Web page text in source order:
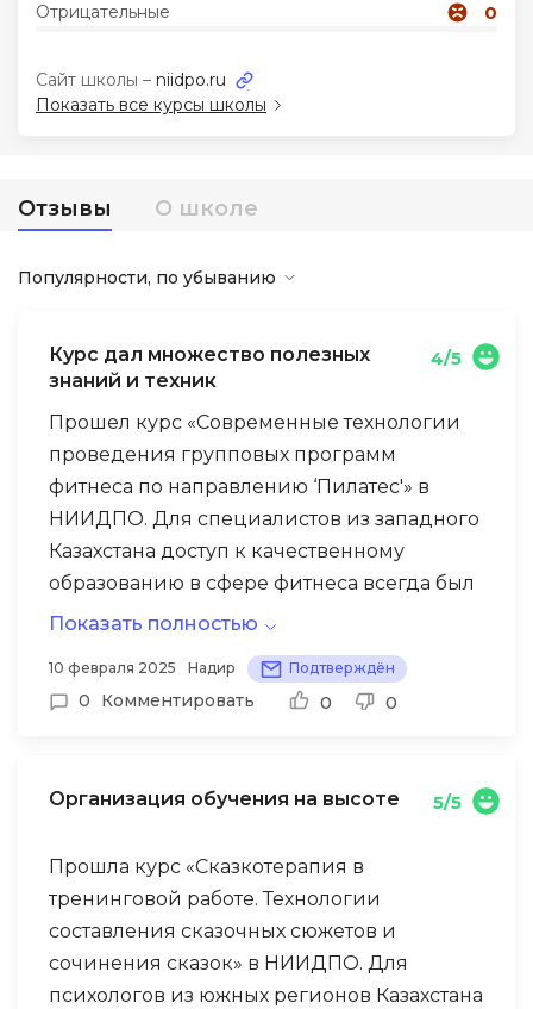
Отрицательные 0
Показать все курсы школы
Отзывы О школе
Сайт школы – niidpo.ru
Популярности, по убыванию
Курс дал множество полезных
знаний и техник
4/5
Прошел курс «Современные технологии
проведения групповых программ
фитнеса по направлению ‘Пилатес'» в
НИИДПО. Для специалистов из западного
Казахстана доступ к качественному
образованию в сфере фитнеса всегда был
проблемой, поэтому дистанционный
Преподаватели демонстрируют высокий
уровень профессионализма и
нефтяников» – специальный комплекс
нефтедобывающей отрасли с учетом
специфических профессиональных
Модуль по работе с проблемной спиной –
техника «декомпрессии позвоночника»
через специальные упражнения пилатеса
стала моим ключевым инструментом в
Показать полностью
10 февраля 2025 Надир Подтверждён
0 Комментировать 0 0
Организация обучения на высоте 5/5
Прошла курс «Сказкотерапия в
тренинговой работе. Технологии
составления сказочных сюжетов и
сочинения сказок» в НИИДПО. Для
психологов из южных регионов Казахстана
Детям
Акции и промокоды